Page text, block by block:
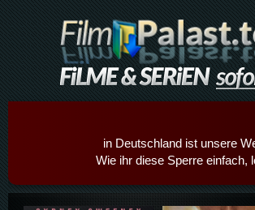
in Deutschland ist unsere
Wie ihr diese Sperre einfach,